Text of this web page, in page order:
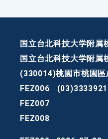
国立台北科技大学附属
国立台北科技大学附属
(330014)桃園市桃園
FEZ006
FEZ007
FEZ008